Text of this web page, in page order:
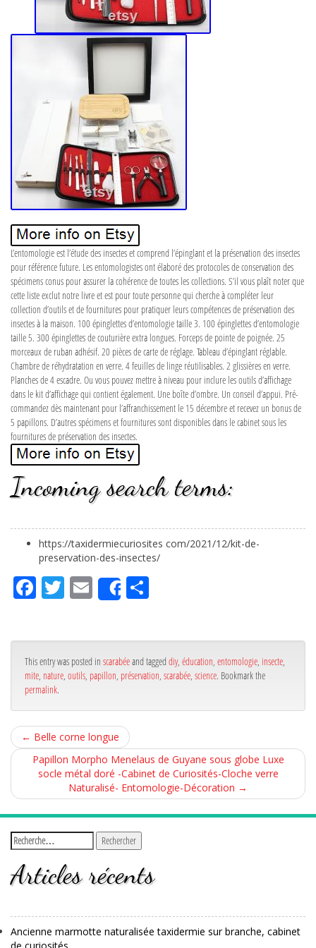
L’entomologie est l’étude des insectes et comprend l’épinglant et la préservation des insectes
pour référence future. Les entomologistes ont élaboré des protocoles de conservation des
spécimens conus pour assurer la cohérence de toutes les collections. S’il vous plaît noter que
cette liste exclut notre livre et est pour toute personne qui cherche à compléter leur
collection d’outils et de fournitures pour pratiquer leurs compétences de préservation des
insectes à la maison. 100 épinglettes d’entomologie taille 3. 100 épinglettes d’entomologie
taille 5. 300 épinglettes de couturière extra longues. Forceps de pointe de poignée. 25
morceaux de ruban adhésif. 20 pièces de carte de réglage. Tableau d’épinglant réglable.
Chambre de réhydratation en verre. 4 feuilles de linge réutilisables. 2 glissières en verre.
Planches de 4 escadre. Ou vous pouvez mettre à niveau pour inclure les outils d’affichage
dans le kit d’affichage qui contient également. Une boîte d’ombre. Un conseil d’appui. Pré-
commandez dès maintenant pour l’affranchissement le 15 décembre et recevez un bonus de
5 papillons. D’autres spécimens et fournitures sont disponibles dans le cabinet sous les
fournitures de préservation des insectes.
Incoming search terms:
https://taxidermiecuriosites com/2021/12/kit-de-
preservation-des-insectes/
Fa
ce
ok
Tw
itt
Em
ail
Share
r
This entry was posted in scarabéeand tagged diy, éducation entomologie insecte
mite nature outils papillon préservation scarabée science. Bookmark the
permalink.
← Belle corne longue
Papillon Morpho Menelaus de Guyane sous globe Luxe
socle métal doré -Cabinet de Curiosités-Cloche verre
Naturalisé- Entomologie-Décoration →
Articles récents
Ancienne marmotte naturalisée taxidermie sur branche, cabinet
de curiosités